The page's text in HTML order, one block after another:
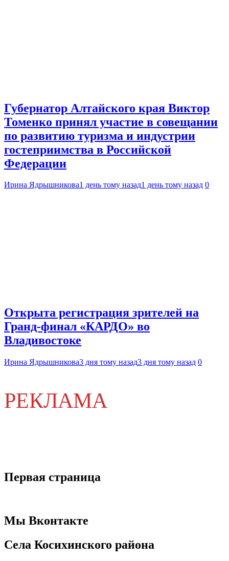
Губернатор Алтайского края Виктор
Томенко принял участие в совещании
по развитию туризма и индустрии
гостеприимства в Российской
Федерации
Ирина Ядрышникова1 день тому назад1 день тому назад 0
Открыта регистрация зрителей на
Гранд-финал «КАРДО» во
Владивостоке
Ирина Ядрышникова3 дня тому назад3 дня тому назад 0
РЕКЛАМА
Первая страница
Мы Вконтакте
Села Косихинского района